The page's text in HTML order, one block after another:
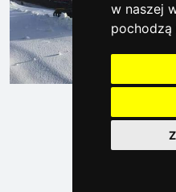
w naszej
pochodzą